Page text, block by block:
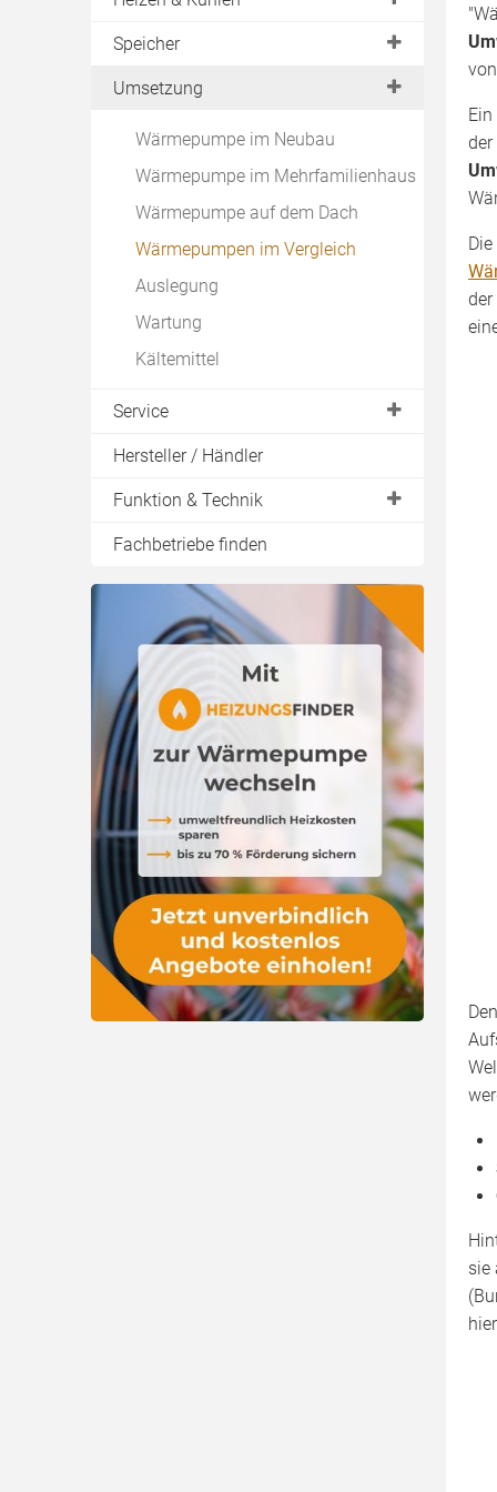
Wärmepumpenstrom
Lebensdauer einer Wärmepumpe
Wärmepumpe
Wärmepumpe mieten
EVU Sperre
SG-Ready
Ertrag
Inhalt des Angebots
Download
Betriebsarten
Kühlung
Heizkörper für Wärmepumpe
Wärmepumpe ohne
Fußbodenheizung
mit Solarthermie
Wärmepumpe vereist
Speicher
Warmwasserspeicher
Umsetzung
Wärmepumpe im Neubau
Wärmepumpe im Mehrfamilienhaus
Wärmepumpe auf dem Dach
Wärmepumpen im Vergleich
Auslegung
Wartung
Kältemittel
Service
Preisvergleich Strom
Erfahrungen
Hersteller / Händler
Funktion & Technik
Bestandteile
Fachbetriebe finden
Ein
Die
der
Den
sie